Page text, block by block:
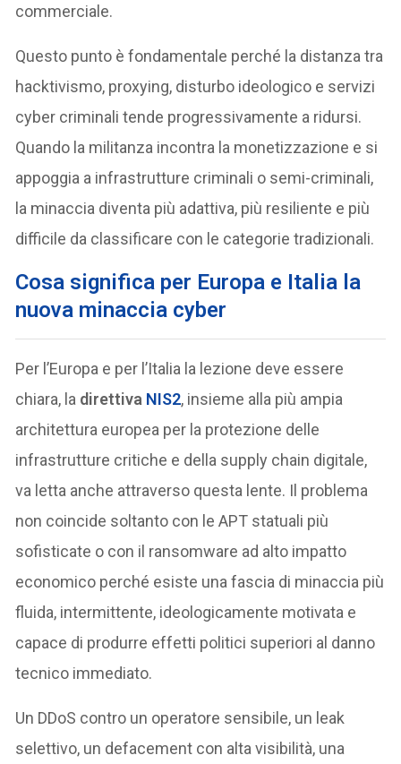
commerciale.
Questo punto è fondamentale perché la distanza tra
hacktivismo, proxying, disturbo ideologico e servizi
cyber criminali tende progressivamente a ridursi.
Quando la militanza incontra la monetizzazione e si
appoggia a infrastrutture criminali o semi-criminali,
la minaccia diventa più adattiva, più resiliente e più
difficile da classificare con le categorie tradizionali.
Cosa significa per Europa e Italia la
nuova minaccia cyber
Per l’Europa e per l’Italia la lezione deve essere
chiara, la direttiva NIS2, insieme alla più ampia
architettura europea per la protezione delle
infrastrutture critiche e della supply chain digitale,
va letta anche attraverso questa lente. Il problema
non coincide soltanto con le APT statuali più
sofisticate o con il ransomware ad alto impatto
economico perché esiste una fascia di minaccia più
fluida, intermittente, ideologicamente motivata e
capace di produrre effetti politici superiori al danno
tecnico immediato.
Un DDoS contro un operatore sensibile, un leak
selettivo, un defacement con alta visibilità, una